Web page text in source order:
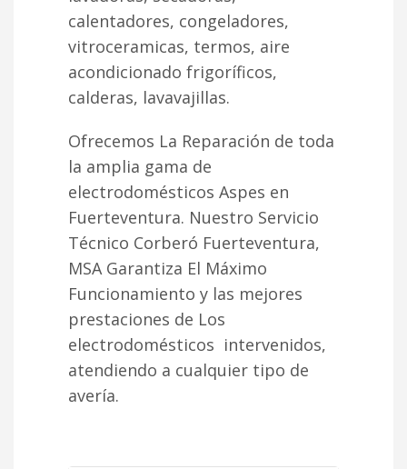
calentadores, congeladores,
vitroceramicas, termos, aire
acondicionado frigoríficos,
calderas, lavavajillas.
Ofrecemos La Reparación de toda
la amplia gama de
electrodomésticos Aspes en
Fuerteventura. Nuestro Servicio
Técnico Corberó Fuerteventura,
MSA Garantiza El Máximo
Funcionamiento y las mejores
prestaciones de Los
electrodomésticos intervenidos,
atendiendo a cualquier tipo de
avería.